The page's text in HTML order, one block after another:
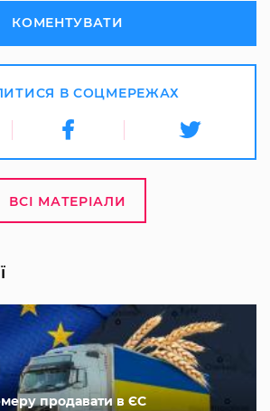
КОМЕНТУВАТИ
В СОЦМЕРЕЖАХ
ВСІ МАТЕРІАЛИ
продавати в ЄС